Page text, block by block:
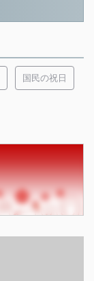
国民の祝日